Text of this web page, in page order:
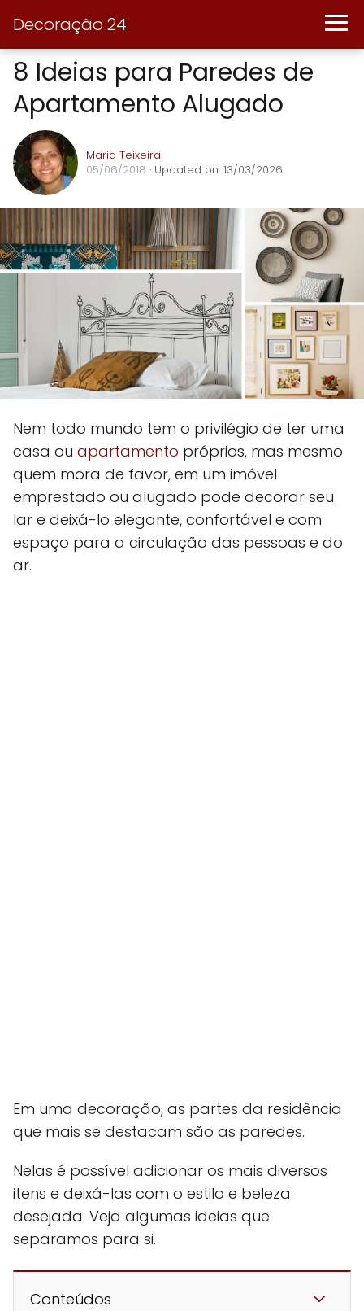
Decoração 24
8 Ideias para Paredes de
Apartamento Alugado
Maria Teixeira
05/06/2018 · Updated on: 13/03/2026
Nem todo mundo tem o privilégio de ter uma
casa ou apartamento próprios, mas mesmo
quem mora de favor, em um imóvel
emprestado ou alugado pode decorar seu
lar e deixá-lo elegante, confortável e com
espaço para a circulação das pessoas e do
ar.
Em uma decoração, as partes da residência
que mais se destacam são as paredes.
Nelas é possível adicionar os mais diversos
itens e deixá-las com o estilo e beleza
desejada. Veja algumas ideias que
separamos para si.
Conteúdos